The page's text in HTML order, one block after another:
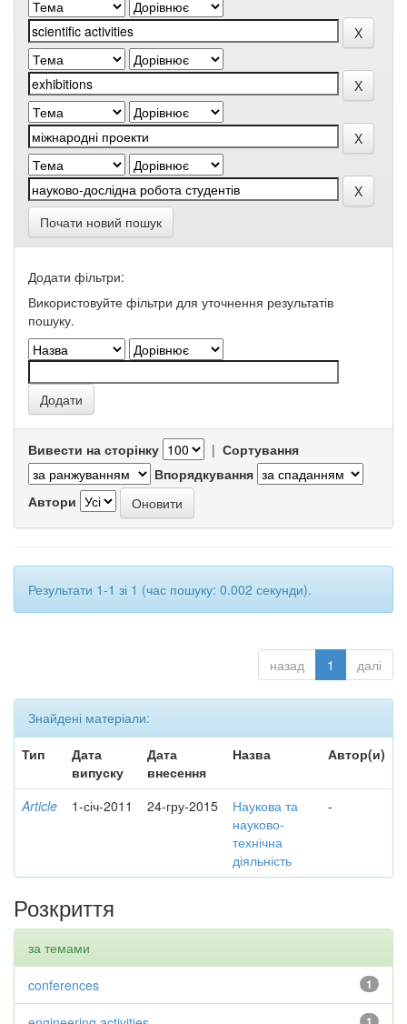
Почати новий пошук
Додати фільтри:
Використовуйте фільтри для уточнення результатів
пошуку.
Вивести на сторінку | Сортування
Впорядкування
Автори
Результати 1-1 зі 1 (час пошуку: 0.002 секунди).
назад 1 далі
Знайдені матеріали:
Тип
Дата
випуску
Дата
внесення
Назва Автор(и)
Article 1-січ-2011 24-гру-2015
Наукова та
науково-
технічна
діяльність
-
Розкриття
за темами
1
conferences